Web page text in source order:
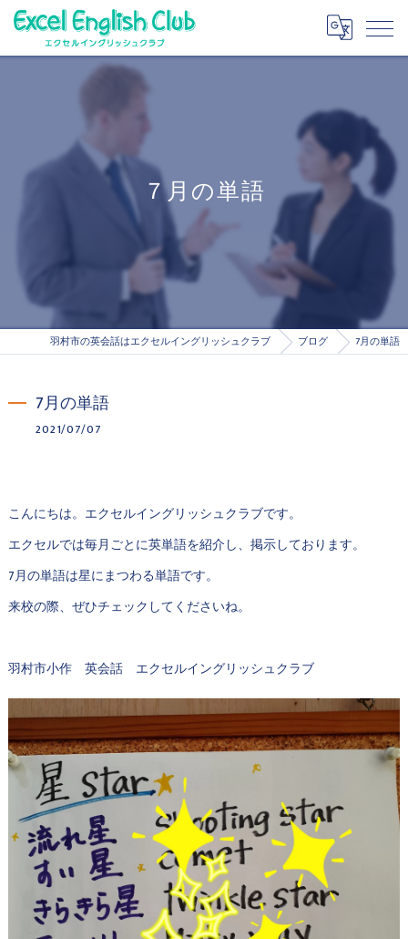
７月の単語
羽村市の英会話はエクセルイングリッシュクラブ ブログ 7月の単語
7月の単語
2021/07/07
こんにちは。エクセルイングリッシュクラブです。
エクセルでは毎月ごとに英単語を紹介し、掲示しております。
7月の単語は星にまつわる単語です。
来校の際、ぜひチェックしてくださいね。
羽村市小作 英会話 エクセルイングリッシュクラブ